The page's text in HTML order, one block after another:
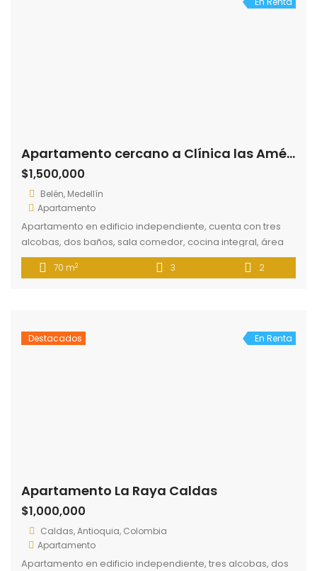
Apartamento cercano a Clínica las Américas
$1,500,000
Belén, Medellín
Apartamento
Apartamento en edificio independiente, cuenta con tres
alcobas, dos baños, sala comedor, cocina integral, área
de labores, patio interior. Ubicación central con fácil
acceso a rutas de transporte. Cercano a Centro comercial
70 m2 3 2
Destacados En Renta
Apartamento La Raya Caldas
$1,000,000
Caldas, Antioquia, Colombia
Apartamento
Apartamento en edificio independiente, tres alcobas, dos